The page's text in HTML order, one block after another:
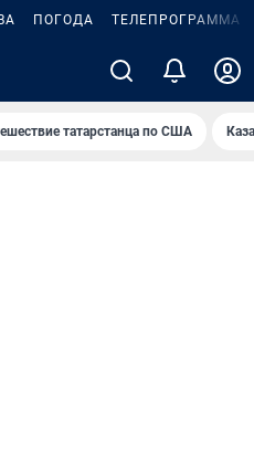
ПОГОДА ТЕЛЕПРОГРАММА
татарстанца по США